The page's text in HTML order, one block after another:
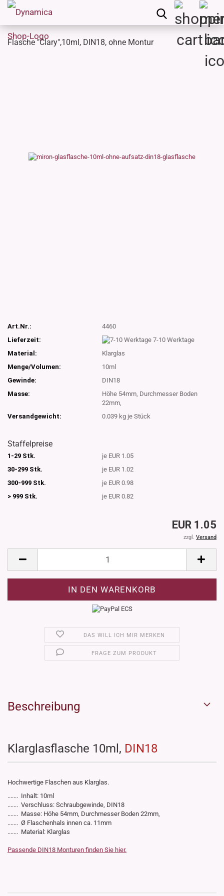
Flasche "Clary",10ml, DIN18, ohne Montur
Art.Nr.:
4460
Lieferzeit:
7-10 Werktage
Material:
Klarglas
Menge/Volumen:
10ml
Gewinde:
DIN18
Masse:
Höhe 54mm, Durchmesser Boden
22mm,
Versandgewicht:
0.039 kg je Stück
Staffelpreise
1-29 Stk.
je EUR 1.05
30-299 Stk.
je EUR 1.02
300-999 Stk.
je EUR 0.98
> 999 Stk.
je EUR 0.82
EUR 1.05
zzgl. Versand
DAS WILL ICH MIR MERKEN
FRAGE ZUM PRODUKT
Beschreibung
Klarglasflasche 10ml, DIN18
Hochwertige Flaschen aus Klarglas.
....... Inhalt: 10ml
....... Verschluss: Schraubgewinde, DIN18
....... Masse: Höhe 54mm, Durchmesser Boden 22mm,
....... Ø Flaschenhals innen ca. 11mm
....... Material: Klarglas
Passende DIN18 Monturen finden Sie hier.